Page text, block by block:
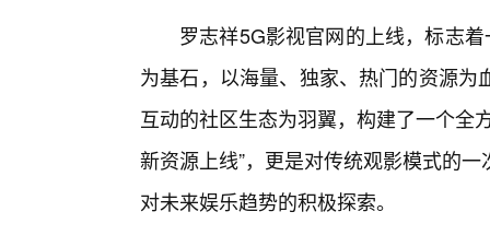
罗志祥5G影视官网的上线，标志
为基石，以海量、独家、热门的资源
互动的社区生态为羽翼，构建了一个全
新资源上线”，更是对传统观影模式的
对未来娱乐趋势的积极探索。